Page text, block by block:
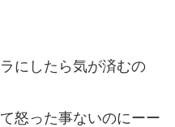
にしたら気が済むの
怒った事ないのにーー